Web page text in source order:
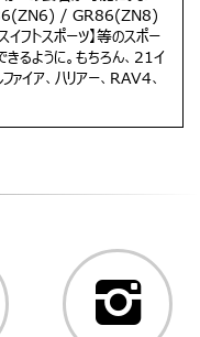
【86(ZN6) / GR86(ZN8)
フトスポーツ】等のスポー
きるように。もちろん、21イ
ァイア、ハリアー、RAV4、